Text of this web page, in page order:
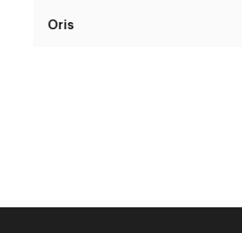
Oris